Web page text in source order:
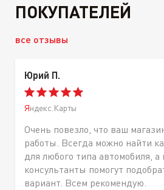
ПОКУПАТЕЛЕЙ
все отзывы
Юрий П.
Яндекс.Карты
Очень повезло, что ваш
работы. Всегда можно найти
для любого типа автомобиля,
консультанты помогут
вариант. Всем рекомендую.